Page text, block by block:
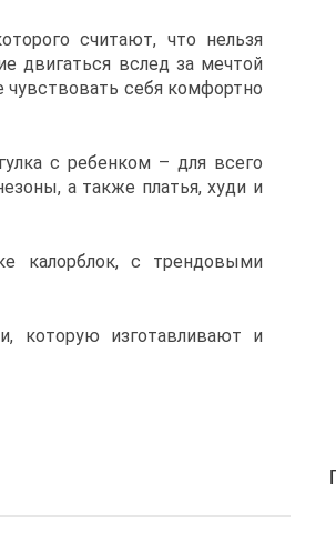
считают, что нельзя
двигаться вслед за мечтой
себя комфортно
с ребенком – для всего
а также платья, худи и
калорблок, с трендовыми
которую изготавливают и